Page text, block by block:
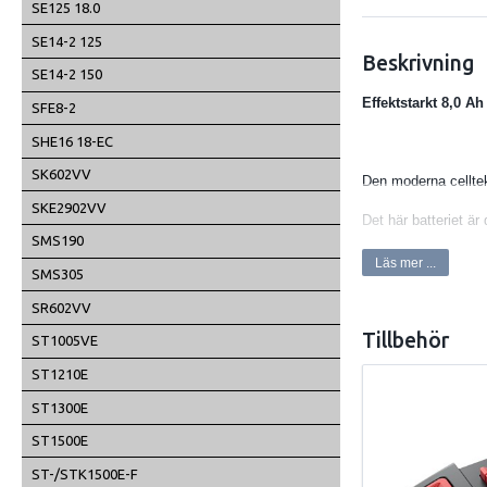
SE125 18.0
SE14-2 125
SE14-2 150
SFE8-2
SHE16 18-EC
SK602VV
SKE2902VV
SMS190
SMS305
SR602VV
ST1005VE
ST1210E
ST1300E
ST1500E
ST-/STK1500E-F
Beskrivning
Effektstarkt 8,0
Den moderna
Det här batteriet
Den patenterade
Electronic
Batteripaketet
Läs mer ...
Tillbehör